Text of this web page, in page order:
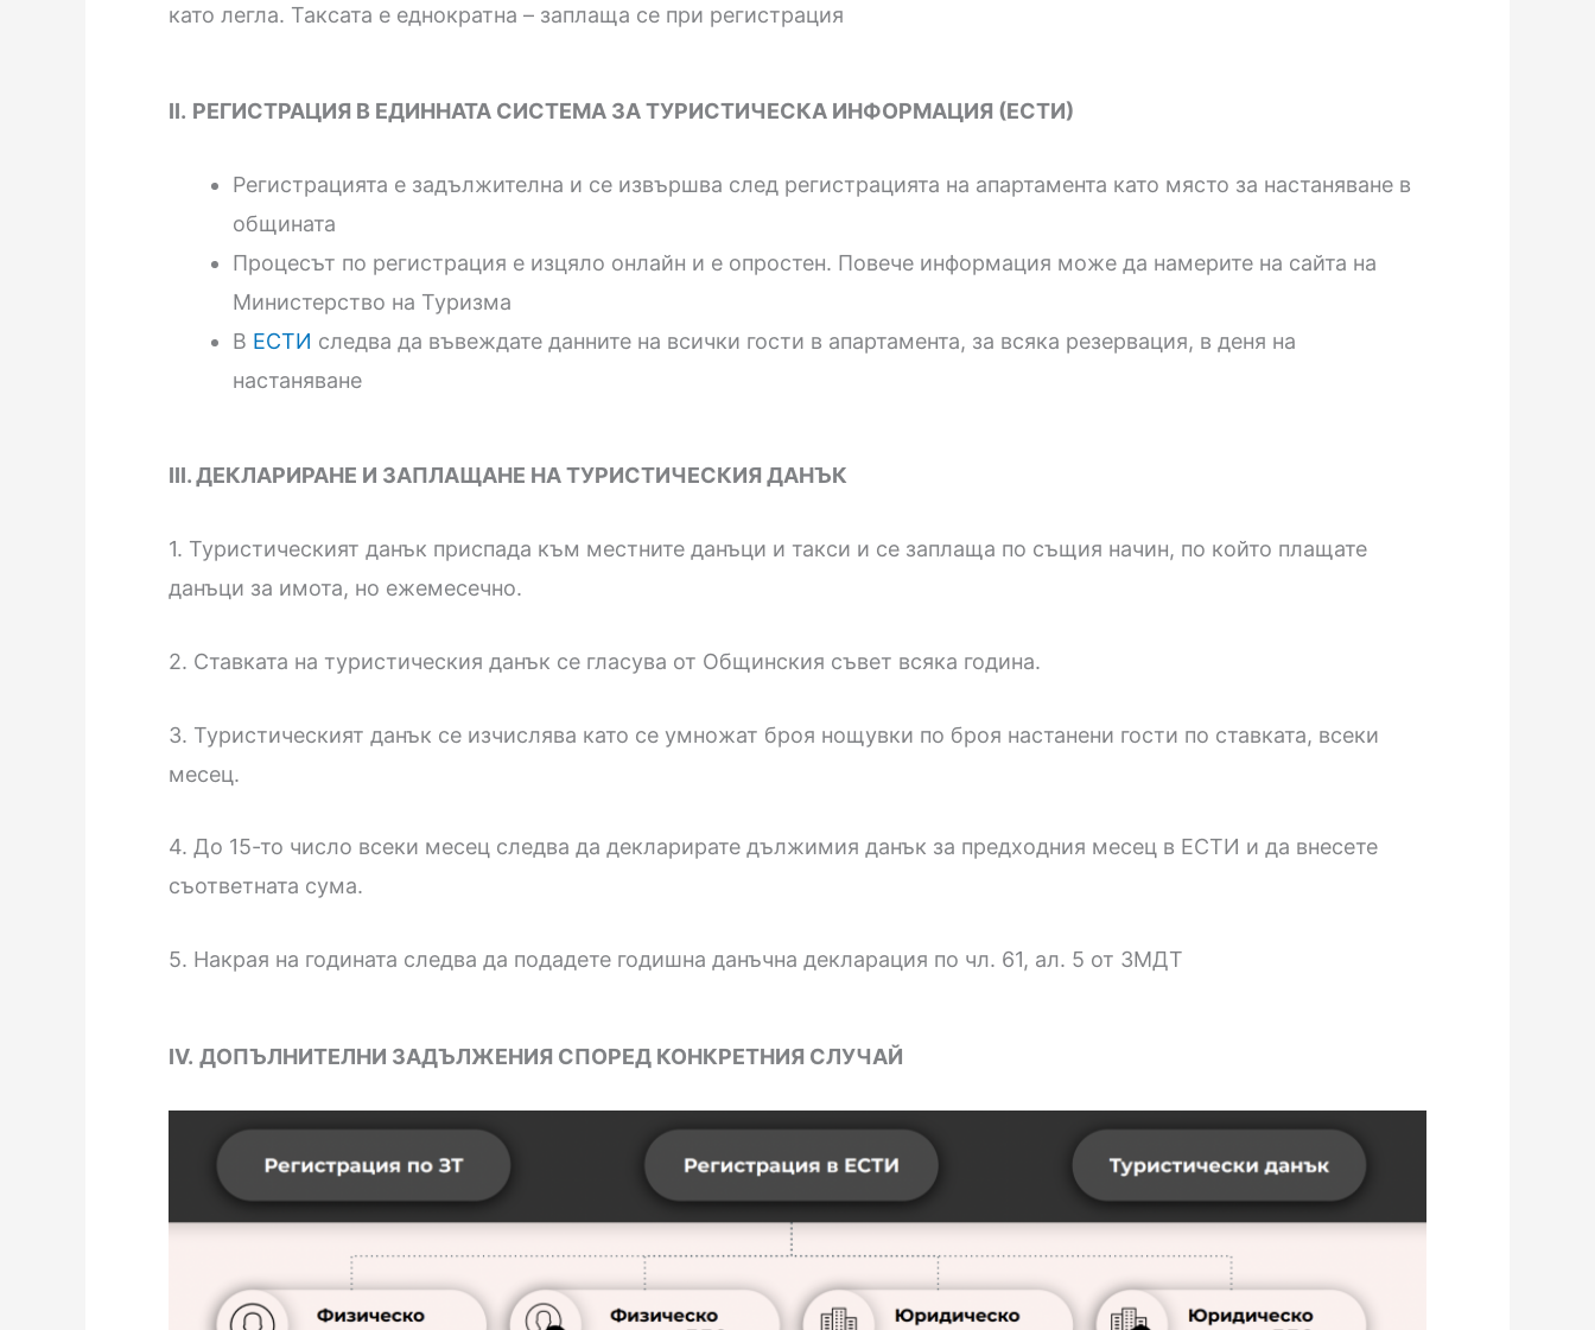
като легла. Таксата е еднократна – заплаща се при регистрация
II. РЕГИСТРАЦИЯ В ЕДИННАТА СИСТЕМА ЗА ТУРИСТИЧЕСКА ИНФОРМАЦИЯ (ЕСТИ)
Регистрацията е задължителна и се извършва след регистрацията на апартамента като място за настаняване в
общината
Процесът по регистрация е изцяло онлайн и е опростен. Повече информация може да намерите на сайта на
Министерство на Туризма
В ЕСТИ следва да въвеждате данните на всички гости в апартамента, за всяка резервация, в деня на
настаняване
III. ДЕКЛАРИРАНЕ И ЗАПЛАЩАНЕ НА ТУРИСТИЧЕСКИЯ ДАНЪК
1. Туристическият данък приспада към местните данъци и такси и се заплаща по същия начин, по който плащате
данъци за имота, но ежемесечно.
2. Ставката на туристическия данък се гласува от Общинския съвет всяка година.
3. Туристическият данък се изчислява като се умножат броя нощувки по броя настанени гости по ставката, всеки
месец.
4. До 15-то число всеки месец следва да декларирате дължимия данък за предходния месец в ЕСТИ и да внесете
съответната сума.
5. Накрая на годината следва да подадете годишна данъчна декларация по чл. 61, ал. 5 от ЗМДТ
IV. ДОПЪЛНИТЕЛНИ ЗАДЪЛЖЕНИЯ СПОРЕД КОНКРЕТНИЯ СЛУЧАЙ